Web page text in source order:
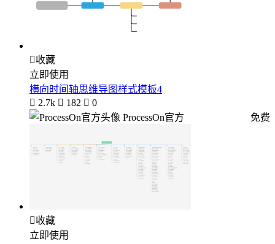
收藏
立即使用
横向时间轴思维导图样式模板4
 2.7k  182  0
ProcessOn官方
免费
收藏
立即使用